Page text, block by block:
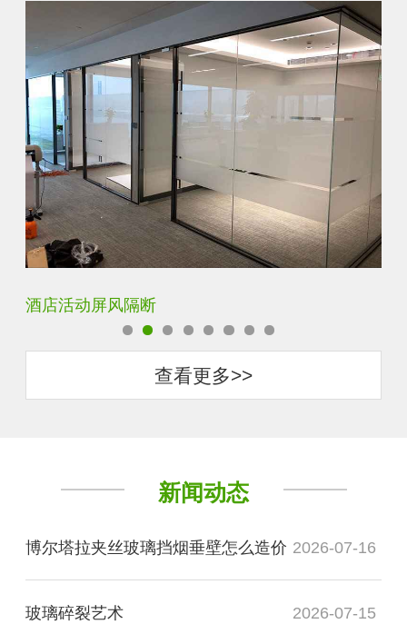
卧室厨房书房装饰隔断屏风
查看更多>>
新闻动态
博尔塔拉夹丝玻璃挡烟垂壁怎么造价 2026-07-16
玻璃碎裂艺术 2026-07-15